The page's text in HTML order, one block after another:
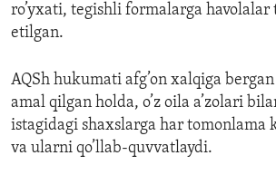
ro’yxati, tegishli formalarga havolalar
etilgan.
AQSh hukumati afg’on xalqiga bergan
amal qilgan holda, o’z oila a’zolari
istagidagi shaxslarga har tomonlama
va ularni qo’llab-quvvatlaydi.